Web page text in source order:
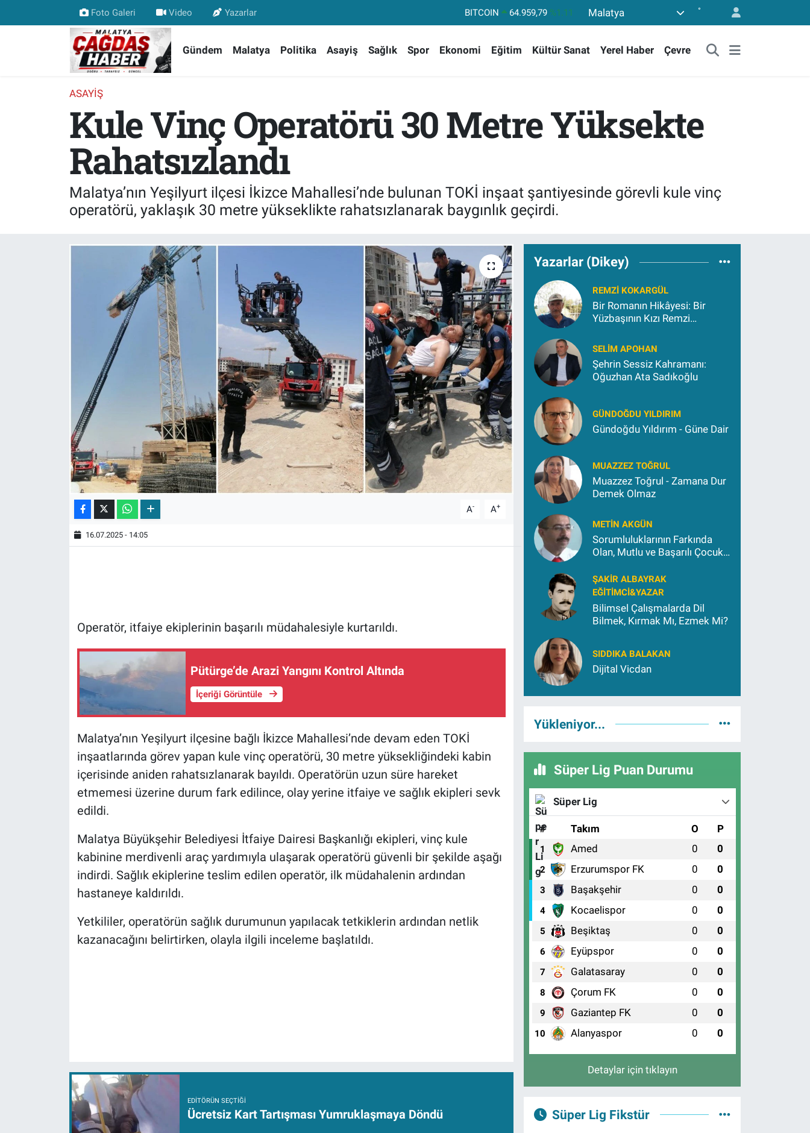
Foto Galeri Video Yazarlar DOLAR 47,7436 %0.18
STERLİN
64,4811 %0.38
BITCOIN
64.959,79 %1.11
Malatya °
Gündem Malatya Politika Asayiş Sağlık Spor Ekonomi Eğitim Kültür Sanat Yerel Haber Çevre
ASAYIŞ
Kule Vinç Operatörü 30 Metre Yüksekte
Rahatsızlandı
Malatya’nın Yeşilyurt ilçesi İkizce Mahallesi’nde bulunan TOKİ inşaat şantiyesinde görevli kule vinç
operatörü, yaklaşık 30 metre yükseklikte rahatsızlanarak baygınlık geçirdi.
A- A+
16.07.2025 - 14:05
Operatör, itfaiye ekiplerinin başarılı müdahalesiyle kurtarıldı.
Pütürge’de Arazi Yangını Kontrol Altında
İçeriği Görüntüle
Malatya’nın Yeşilyurt ilçesine bağlı İkizce Mahallesi’nde devam eden TOKİ
inşaatlarında görev yapan kule vinç operatörü, 30 metre yüksekliğindeki kabin
içerisinde aniden rahatsızlanarak bayıldı. Operatörün uzun süre hareket
etmemesi üzerine durum fark edilince, olay yerine itfaiye ve sağlık ekipleri sevk
edildi.
Malatya Büyükşehir Belediyesi İtfaiye Dairesi Başkanlığı ekipleri, vinç kule
kabinine merdivenli araç yardımıyla ulaşarak operatörü güvenli bir şekilde aşağı
indirdi. Sağlık ekiplerine teslim edilen operatör, ilk müdahalenin ardından
hastaneye kaldırıldı.
Yetkililer, operatörün sağlık durumunun yapılacak tetkiklerin ardından netlik
kazanacağını belirtirken, olayla ilgili inceleme başlatıldı.
EDITÖRÜN SEÇTIĞI
Ücretsiz Kart Tartışması Yumruklaşmaya Döndü
Yazarlar (Dikey)
REMZI KOKARGÜL
Bir Romanın Hikâyesi: Bir
Yüzbaşının Kızı Remzi
SELIM APOHAN
Şehrin Sessiz Kahramanı:
Oğuzhan Ata Sadıkoğlu
GÜNDOĞDU YILDIRIM
Gündoğdu Yıldırım - Güne Dair
MUAZZEZ TOĞRUL
Muazzez Toğrul - Zamana Dur
Demek Olmaz
METIN AKGÜN
Sorumluluklarının Farkında
Olan, Mutlu ve Başarılı Çocuk
ŞAKIR ALBAYRAK
EĞITIMCI&YAZAR
Bilimsel Çalışmalarda Dil
Bilmek, Kırmak Mı, Ezmek Mi?
SIDDIKA BALAKAN
Dijital Vicdan
Yükleniyor...
Süper Lig Puan Durumu
Süper Lig
# Takım O P
1 Amed 0 0
2 Erzurumspor FK 0 0
3 Başakşehir 0 0
4 Kocaelispor 0 0
5 Beşiktaş 0 0
6 Eyüpspor 0 0
7 Galatasaray 0 0
8 Çorum FK 0 0
9 Gaziantep FK 0 0
10 Alanyaspor 0 0
Detaylar için tıklayın
Süper Lig Fikstür
Nöbetçi Eczaneler
Hava Durumu
Malatya Namaz Vakitleri
Trafik Durumu
Süper Lig Puan Durumu ve Fikstür
Tüm Manşetler